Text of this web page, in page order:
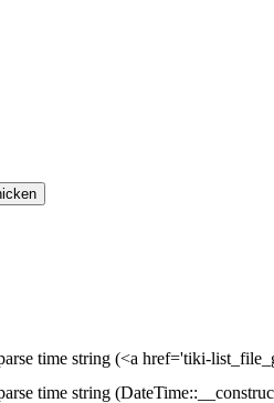
time string (<a href='tiki-
time string